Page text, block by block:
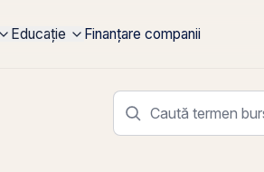
Educație Finanțare companii